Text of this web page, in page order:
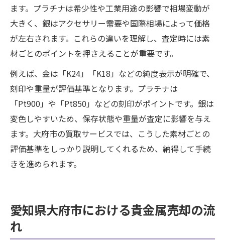
ます。プラチナは希少性や工業用途の影響で相場変動が
大きく、銀はアクセサリー需要や国際相場によって価格
が左右されます。これらの違いを理解し、査定時には素
材ごとのポイントを押さえることが重要です。
例えば、金は「K24」「K18」などの純度表示が明確で、
刻印や重量が評価基準となります。プラチナは
「Pt900」や「Pt850」などの刻印がポイントです。銀は
変色しやすいため、保存状態や重量が査定に影響を与え
ます。大府市の買取サービスでは、こうした素材ごとの
評価基準をしっかり説明してくれるため、納得して手続
きを進められます。
愛知県大府市における貴金属売却の流
れ